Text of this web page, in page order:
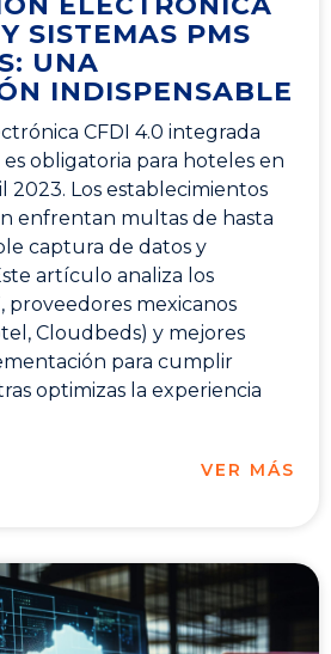
SISTEMAS PMS
UNA
INDISPENSABLE
CFDI 4.0 integrada
es obligatoria para hoteles en
2023. Los establecimientos
enfrentan multas de hasta
captura de datos y
artículo analiza los
proveedores mexicanos
Cloudbeds) y mejores
para cumplir
optimizas la experiencia
VER MÁS